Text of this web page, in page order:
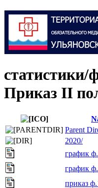
статистики/
Приказ II
Parent
2020/
график
график
приказ